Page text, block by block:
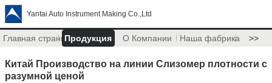
Yantai Auto Instrument Making Co.,Ltd
Главная страницаПродукция О Компании Наша фабрика >>
Китай Производство на линии Слизомер плотности с
разумной ценой